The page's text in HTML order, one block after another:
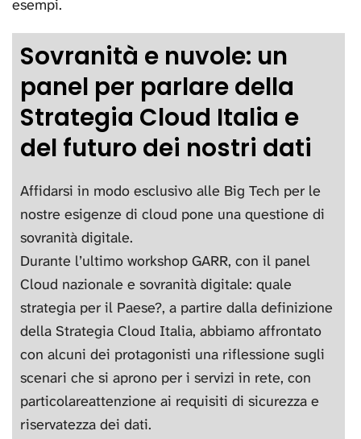
esempi.
Sovranità e nuvole: un
panel per parlare della
Strategia Cloud Italia e
del futuro dei nostri dati
Affidarsi in modo esclusivo alle Big Tech per le
nostre esigenze di cloud pone una questione di
sovranità digitale.
Durante l’ultimo workshop GARR, con il panel
Cloud nazionale e sovranità digitale: quale
strategia per il Paese?, a partire dalla definizione
della Strategia Cloud Italia, abbiamo affrontato
con alcuni dei protagonisti una riflessione sugli
scenari che si aprono per i servizi in rete, con
particolareattenzione ai requisiti di sicurezza e
riservatezza dei dati.